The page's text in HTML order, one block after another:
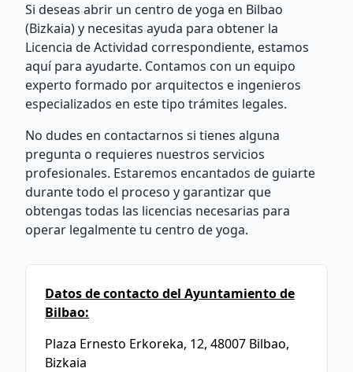
Si deseas abrir un centro de yoga en Bilbao
(Bizkaia) y necesitas ayuda para obtener la
Licencia de Actividad correspondiente, estamos
aquí para ayudarte. Contamos con un equipo
experto formado por arquitectos e ingenieros
especializados en este tipo trámites legales.
No dudes en contactarnos si tienes alguna
pregunta o requieres nuestros servicios
profesionales. Estaremos encantados de guiarte
durante todo el proceso y garantizar que
obtengas todas las licencias necesarias para
operar legalmente tu centro de yoga.
Datos de contacto del Ayuntamiento de
Bilbao:
Plaza Ernesto Erkoreka, 12, 48007 Bilbao,
Bizkaia